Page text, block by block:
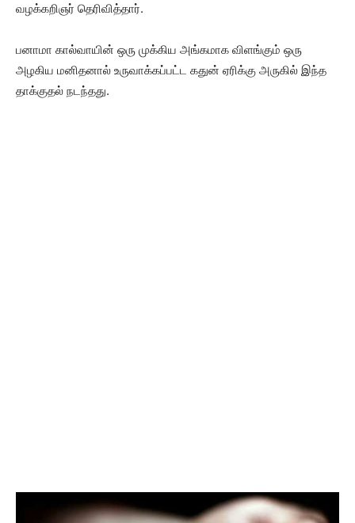
வழக்கறிஞர் தெரிவித்தார்.
பனாமா கால்வாயின் ஒரு முக்கிய அங்கமாக விளங்கும் ஒரு
அழகிய மனிதனால் உருவாக்கப்பட்ட கதுன் ஏரிக்கு அருகில் இந்த
தாக்குதல் நடந்தது.